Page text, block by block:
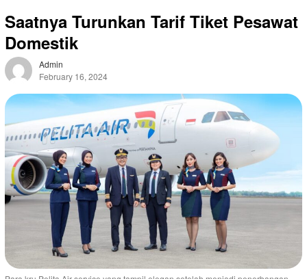
Saatnya Turunkan Tarif Tiket Pesawat
Domestik
Admin
February 16, 2024